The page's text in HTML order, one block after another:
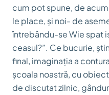
cum pot spune, de
le place, și noi- de
întrebându-seWie spat
ceasul?”. Ce bucurie,
final, imaginația a
școala noastră, cu
de discutat zilnic,